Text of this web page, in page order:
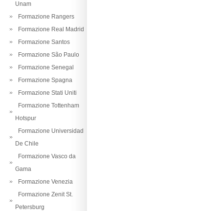
Unam
Formazione Rangers
Formazione Real Madrid
Formazione Santos
Formazione São Paulo
Formazione Senegal
Formazione Spagna
Formazione Stati Uniti
Formazione Tottenham
Hotspur
Formazione Universidad
De Chile
Formazione Vasco da
Gama
Formazione Venezia
Formazione Zenit St.
Petersburg